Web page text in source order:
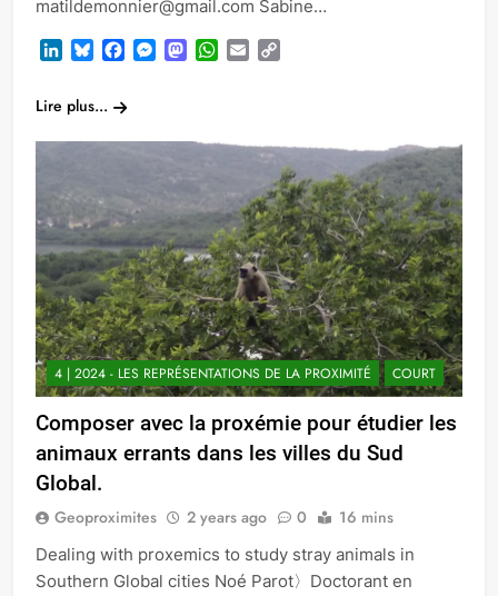
matildemonnier@gmail.com Sabine…
LinkedInBlueskyFacebook
Messenger
Mastodon
WhatsApp
Email
Lire plus...
4 | 2024 - LES REPRÉSENTATIONS DE LA PROXIMITÉ COURT
Composer avec la proxémie pour étudier les
animaux errants dans les villes du Sud
Global.
Geoproximites 2 years ago 0 16 mins
Dealing with proxemics to study stray animals in
Southern Global cities Noé Parot〉Doctorant en